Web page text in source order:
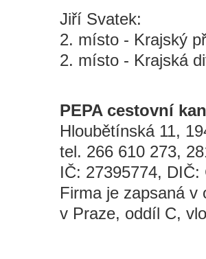
Jiří Svatek:
2. místo - Krajský
2. místo - Krajská
PEPA cestovní
Hloubětínská 11,
tel. 266 610 273,
IČ: 27395774, DIČ:
Firma je zapsaná v
v Praze, oddíl C,